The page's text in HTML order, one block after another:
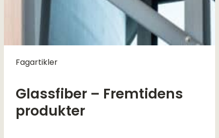
Fagartikler
Glassfiber – Fremtidens
produkter